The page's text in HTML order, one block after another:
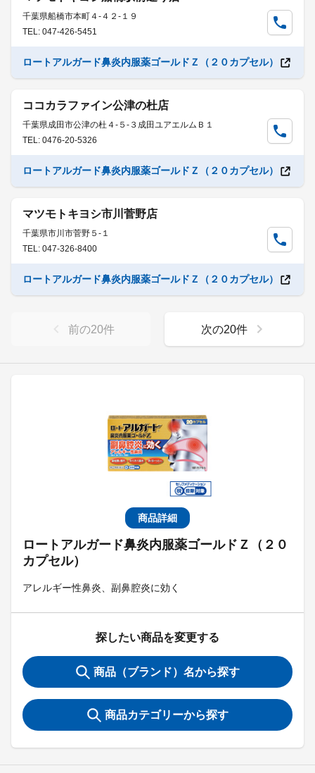
商品詳細
ロートアルガード鼻炎内服薬ゴールドＺ（２０
カプセル）
アレルギー性鼻炎、副鼻腔炎に効く
探したい商品を変更する
商品（ブランド）名から探す
商品カテゴリーから探す
千葉県船橋市本町４-４２-１９
TEL: 047-426-5451
ロートアルガード鼻炎内服薬ゴールドＺ（２０カプセル）
ココカラファイン公津の杜店
千葉県成田市公津の杜４-５-３成田ユアエルムＢ１
TEL: 0476-20-5326
ロートアルガード鼻炎内服薬ゴールドＺ（２０カプセル）
マツモトキヨシ市川菅野店
千葉県市川市菅野５-１
TEL: 047-326-8400
ロートアルガード鼻炎内服薬ゴールドＺ（２０カプセル）
前の20件 次の20件